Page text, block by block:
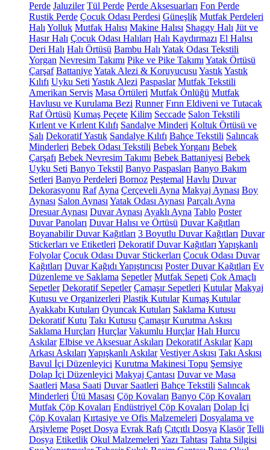
Perde Jaluziler Tül Perde Perde Aksesuarları Fon Perde
Rustik Perde Çocuk Odası Perdesi Güneşlik Mutfak Perdeleri
Halı Yolluk Mutfak Halısı Makine Halısı Shaggy Halı Jüt ve
Hasır Halı Çocuk Odası Halıları Halı Kaydırmazı El Halısı
Deri Halı Halı Örtüsü Bambu Halı Yatak Odası Tekstili
Yorgan Nevresim Takımı Pike ve Pike Takımı Yatak Örtüsü
Çarşaf BattaniyeYatak Alezi & Koruyucusu YastıkYastık
Kılıfı Uyku Seti Yastık Alezi Paspaslar Mutfak Tekstili
Amerikan Servis Masa Örtüleri Mutfak Önlüğü Mutfak
Havlusu ve Kurulama Bezi Runner Fırın Eldiveni ve Tutacak
Raf Örtüsü Kumaş Peçete Kilim Seccade Salon Tekstili
Kırlent ve Kırlent Kılıfı Sandalye Minderi Koltuk Örtüsü ve
Şalı Dekoratif Yastık Sandalye Kılıfı Bahçe Tekstili Salıncak
Minderleri Bebek Odası Tekstili Bebek Yorganı Bebek
Çarşafı Bebek Nevresim Takımı Bebek Battaniyesi Bebek
Uyku Seti Banyo Tekstil Banyo Paspasları Banyo Bakım
Setleri Banyo Perdeleri Bornoz Peştemal Havlu Duvar
Dekorasyonu Raf Ayna Çerçeveli Ayna Makyaj Aynası Boy
Aynası Salon Aynası Yatak Odası Aynası Parçalı Ayna
Dresuar Aynası Duvar Aynası Ayaklı Ayna Tablo Poster
Duvar Panoları Duvar Halısı ve Örtüsü Duvar Kağıtları
Boyanabilir Duvar Kağıtları 3 Boyutlu Duvar Kağıtları Duvar
Stickerları ve Etiketleri Dekoratif Duvar Kağıtları Yapışkanlı
Folyolar Çocuk Odası Duvar Stickerları Çocuk Odası Duvar
Kağıtları Duvar Kağıdı Yapıştırıcısı Poster Duvar Kağıtları Ev
Düzenleme ve Saklama Sepetler Mutfak Sepeti Çok Amaçlı
Sepetler Dekoratif Sepetler Çamaşır Sepetleri Kutular Makyaj
Kutusu ve Organizerleri Plastik Kutular Kumaş Kutular
Ayakkabı Kutuları Oyuncak Kutuları Saklama Kutusu
Dekoratif Kutu Takı Kutusu Çamaşır Kurutma Askısı
Saklama Hurçları Hurçlar Vakumlu Hurçlar Halı Hurcu
Askılar Elbise ve Aksesuar Askıları Dekoratif Askılar Kapı
Arkası Askıları Yapışkanlı Askılar Vestiyer Askısı Takı Askısı
Bavul İçi Düzenleyici Kurutma Makinesi Topu Şemsiye
Dolap İçi Düzenleyici Makyaj Çantası Duvar ve Masa
Saatleri Masa Saati Duvar Saatleri Bahçe Tekstili Salıncak
Minderleri Ütü Masası Çöp Kovaları Banyo Çöp Kovaları
Mutfak Çöp Kovaları Endüstriyel Çöp Kovaları Dolap İçi
Çöp Kovaları Kırtasiye ve Ofis Malzemeleri Dosyalama ve
Arşivleme Poşet Dosya Evrak Rafı Çıtçıtlı Dosya Klasör Telli
Dosya Etiketlik Okul Malzemeleri Yazı Tahtası Tahta Silgisi